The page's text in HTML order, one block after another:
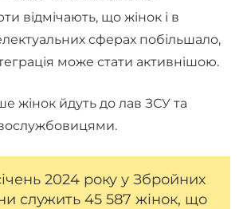
відмічають, що жінок і в
сферах побільшало,
може стати активнішою.
жінок йдуть до лав ЗСУ та
2024 року у Збройних
служить 45 587 жінок, що